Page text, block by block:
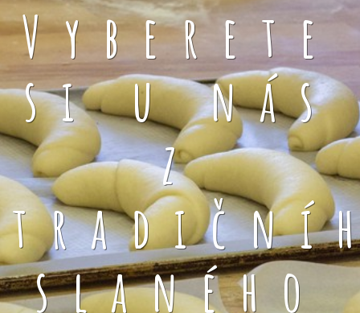
Vyberete
si u nás
z
slaného